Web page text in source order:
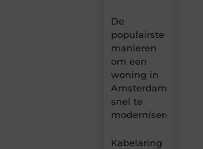
De
populairste
manieren
om een
woning in
Amsterdam
snel te
moderniseren
Kabelaring